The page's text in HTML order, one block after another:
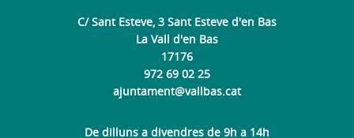
C/ Sant Esteve, 3 Sant Esteve d'en Bas
La Vall d'en Bas
17176
972 69 02 25
ajuntament@vallbas.cat
De dilluns a divendres de 9h a 14h